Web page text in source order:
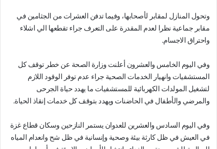
وتحول المنازل لمقابر لأصحابها، وفيما تدفن العشرات من الجثامين في
مقابر جماعية نظرا لعدم المقدرة على التعرف جراء تقطعها الي اشلاء
واحتراق الاجسام.
وفي اليوم الخامس والعشرون أعلنت وزارة الصحة عن خطر توقف كل
المستشفيات وانهيار الخدمات الصحية جراء عدم توفر الوقود اللازم
لتشغيل المولدات الكهربائية للمستشفيات ما يهدد حياة الجرحى
والمرضي والأطفال في الحاضنات ويهدد بتوقف كل خدمات إنقاذ الحياة.
وفي اليوم السادس والعشرين للعدوان يستمر النازحين وسكان قطاع غزة
في العيش في ظل كارثة بيئة وصحية وإنسانية في ظل شح وانعدام المياه